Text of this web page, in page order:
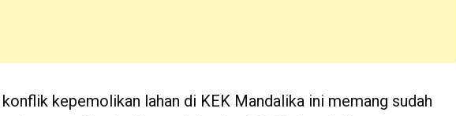
kepemolikan lahan di KEK Mandalika ini memang sudah